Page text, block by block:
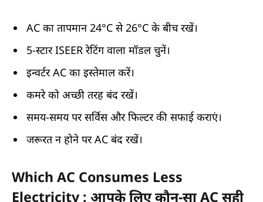
AC का तापमान 24°C से 26°C के बीच रखें।
5-स्टार ISEER रेटिंग वाला मॉडल चुनें।
इन्वर्टर AC का इस्तेमाल करें।
कमरे को अच्छी तरह बंद रखें।
समय-समय पर सर्विस और फिल्टर की सफाई कराएं।
जरूरत न होने पर AC बंद रखें।
Which AC Consumes Less
Electricity : आपके लिए कौन-सा AC सही